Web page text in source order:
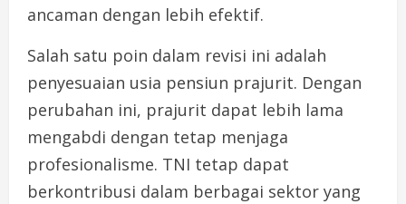
ancaman dengan lebih efektif.
Salah satu poin dalam revisi ini adalah
penyesuaian usia pensiun prajurit. Dengan
perubahan ini, prajurit dapat lebih lama
mengabdi dengan tetap menjaga
profesionalisme. TNI tetap dapat
berkontribusi dalam berbagai sektor yang